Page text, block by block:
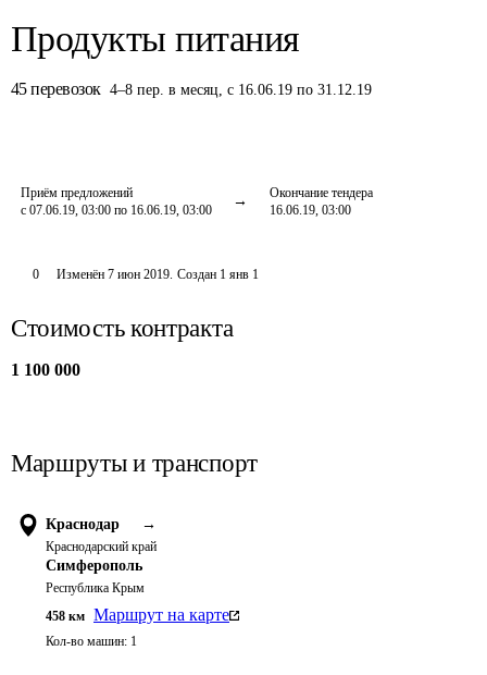
Продукты питания
45 перевозок 4–8 пер. в месяц, с 16.06.19 по 31.12.19
Приём предложений
с 07.06.19, 03:00 по 16.06.19, 03:00
Окончание тендера
16.06.19, 03:00
0 Изменён 7 июн 2019. Создан 1 янв 1
Стоимость контракта
1 100 000
Маршруты и транспорт
Краснодар →
Краснодарский край
Симферополь
Республика Крым
458 км Маршрут на карте
Кол-во машин: 1